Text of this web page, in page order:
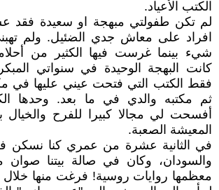
الكتب الأعياد.
لم تكن طفولتي مبهجة او سعيدة فقد
افراد على معاش جدي الضئيل. ولم
شيء بينما غرست فيها الكثير من
كانت البهجة الوحيدة في سنواتي
فقط الكتب التي فتحت عيني عليها في
ثم مكتبه والدي في ما بعد. وحدها
أفسحت لي مجالا كبيرا للفرح والخيال
المعيشة الصعبة.
في الثانية عشرة من عمري كنا نسكن
والسودان، وكان في صالة بيتنا صوان
معظمها روايات روسية! فرغت منها